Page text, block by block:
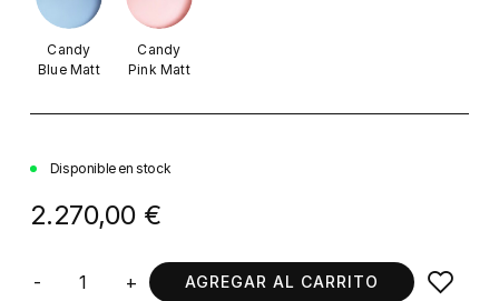
Candy
Blue Matt
Candy
Pink Matt
Disponible en stock
2.270,00 €
- + AGREGAR AL CARRITO